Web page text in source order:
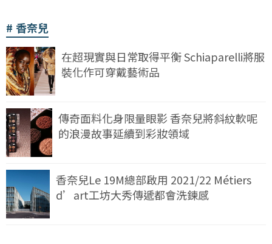
香奈兒
在超現實與日常取得平衡 Schiaparelli將服
裝化作可穿戴藝術品
傳奇面料化身限量眼影 香奈兒將斜紋軟呢
的浪漫故事延續到彩妝領域
香奈兒Le 19M總部啟用 2021/22 Métiers
d’art工坊大秀傳遞都會洗鍊感